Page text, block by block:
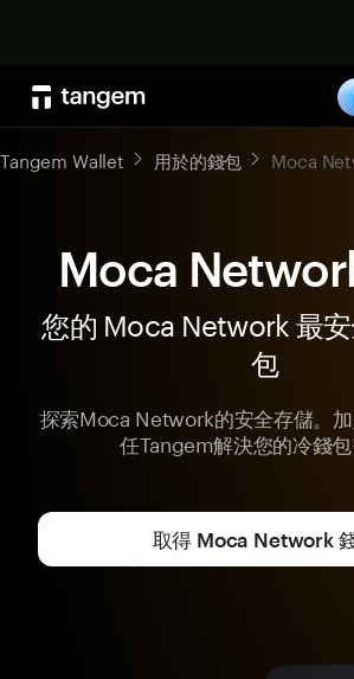
Tangem Wallet 用於的錢包 Moca
Moca
您的 Moca Network 最
包
探索Moca Network的安全存儲。
任Tangem解決您的冷錢包
取得 Moca Network